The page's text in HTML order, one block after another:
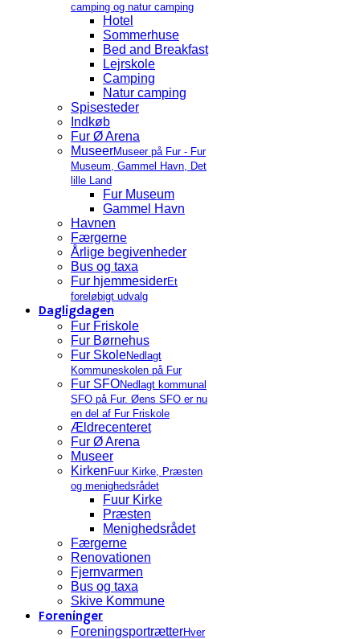
camping og natur camping
Hotel
Sommerhuse
Bed and Breakfast
Lejrskole
Camping
Natur camping
Spisesteder
Indkøb
Fur Ø Arena
MuseerMuseer på Fur - Fur
Museum, Gammel Havn, Det
lille Land
Fur Museum
Gammel Havn
Havnen
Færgerne
Årlige begivenheder
Bus og taxa
Fur hjemmesiderEt
foreløbigt udvalg
Dagligdagen
Fur Friskole
Fur Børnehus
Fur SkoleNedlagt
Kommuneskolen på Fur
Fur SFONedlagt kommunal
SFO på Fur. Øens SFO er nu
en del af Fur Friskole
Ældrecenteret
Fur Ø Arena
Museer
Kirken Fuur Kirke, Præsten
og menighedsrådet
Fuur Kirke
Præsten
Menighedsrådet
Færgerne
Renovationen
Fjernvarmen
Bus og taxa
Skive Kommune
Foreninger
ForeningsportrætterHver